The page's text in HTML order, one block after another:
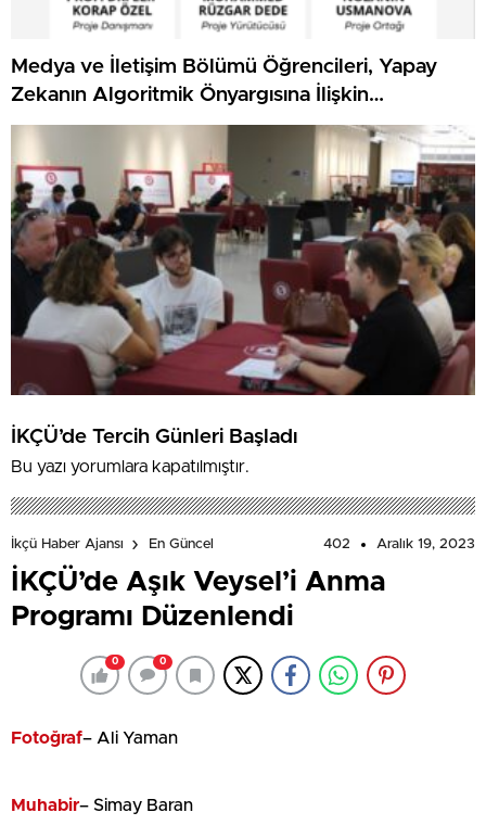
Medya ve İletişim Bölümü Öğrencileri, Yapay
Zekanın Algoritmik Önyargısına İlişkin
Farkındalık Düzeylerini Araştıracak
İKÇÜ’de Tercih Günleri Başladı
Bu yazı yorumlara kapatılmıştır.
İkçü Haber Ajansı En Güncel 402 Aralık 19, 2023
İKÇÜ’de Aşık Veysel’i Anma
Programı Düzenlendi
0 0
Fotoğraf– Ali Yaman
Muhabir– Simay Baran